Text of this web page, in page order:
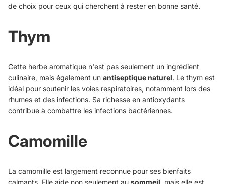
de choix pour ceux qui cherchent à rester en bonne santé.
Thym
Cette herbe aromatique n'est pas seulement un ingrédient
culinaire, mais également un antiseptique naturel. Le thym est
idéal pour soutenir les voies respiratoires, notamment lors des
rhumes et des infections. Sa richesse en antioxydants
contribue à combattre les infections bactériennes.
Camomille
La camomille est largement reconnue pour ses bienfaits
calmants. Elle aide non seulement au sommeil, mais elle est